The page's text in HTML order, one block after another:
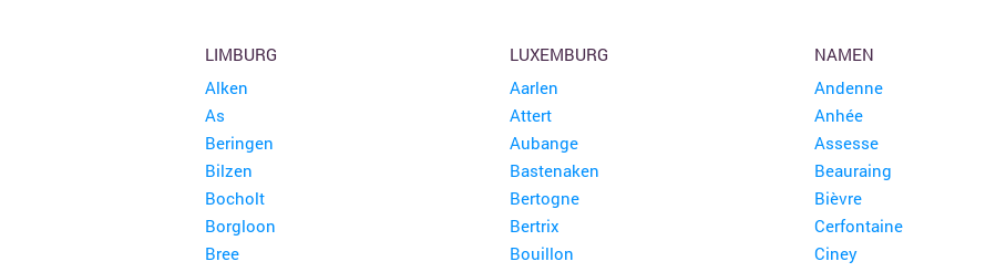
LIMBURG
Alken
As
Beringen
Bilzen
Bocholt
Borgloon
Bree
LUXEMBURG
Aarlen
Attert
Aubange
Bastenaken
Bertogne
Bertrix
Bouillon
NAMEN
Andenne
Anhée
Assesse
Beauraing
Bièvre
Cerfontaine
Ciney